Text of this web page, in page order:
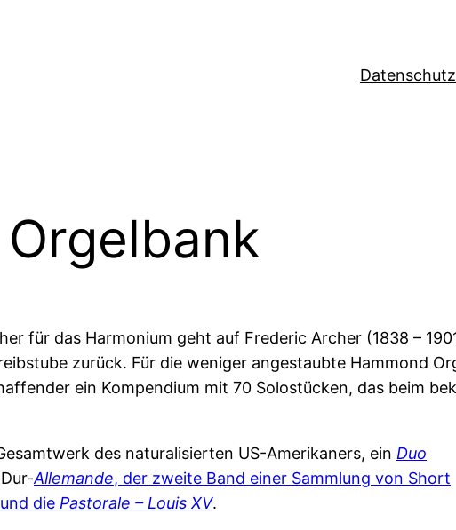
für das Harmonium geht auf Frederic Archer (1838 –
zurück. Für die weniger angestaubte Hammond
ein Kompendium mit 70 Solostücken, das beim
des naturalisierten US-Amerikaners, ein Duo
Allemande, der zweite Band einer Sammlung von Short
die Pastorale – Louis XV.